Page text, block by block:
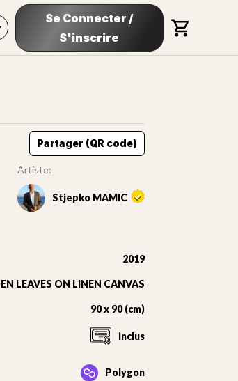
Se Connecter /
S'inscrire
Partager (QR code)
Artiste:
Stjepko MAMIC
2019
LEAVES ON LINEN CANVAS
90 x 90 (cm)
inclus
Polygon